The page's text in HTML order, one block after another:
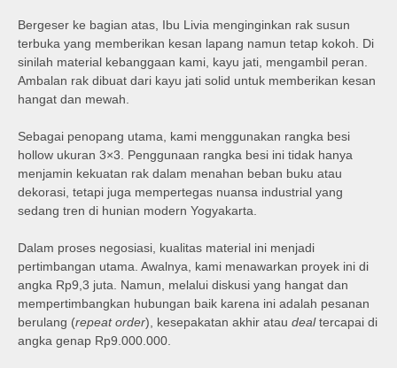
Bergeser ke bagian atas, Ibu Livia menginginkan rak susun
terbuka yang memberikan kesan lapang namun tetap kokoh. Di
sinilah material kebanggaan kami, kayu jati, mengambil peran.
Ambalan rak dibuat dari kayu jati solid untuk memberikan kesan
hangat dan mewah.
Sebagai penopang utama, kami menggunakan rangka besi
hollow ukuran 3×3. Penggunaan rangka besi ini tidak hanya
menjamin kekuatan rak dalam menahan beban buku atau
dekorasi, tetapi juga mempertegas nuansa industrial yang
sedang tren di hunian modern Yogyakarta.
Dalam proses negosiasi, kualitas material ini menjadi
pertimbangan utama. Awalnya, kami menawarkan proyek ini di
angka Rp9,3 juta. Namun, melalui diskusi yang hangat dan
mempertimbangkan hubungan baik karena ini adalah pesanan
berulang (repeat order), kesepakatan akhir atau dealtercapai di
angka genap Rp9.000.000.